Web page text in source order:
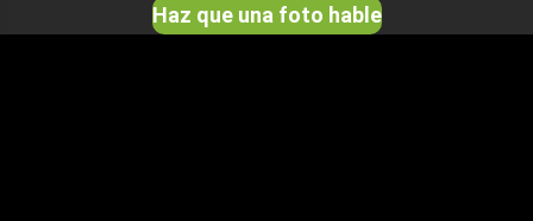
Haz que una foto hable